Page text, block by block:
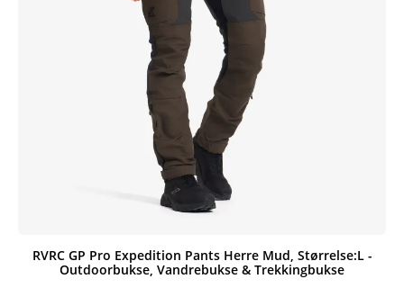
RVRC GP Pro Expedition Pants Herre Mud, Størrelse:L -
Outdoorbukse, Vandrebukse & Trekkingbukse